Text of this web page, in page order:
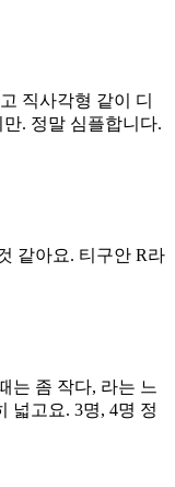
직사각형 같이 디
. 정말 심플합니다.
같아요. 티구안 R라
는 좀 작다, 라는 느
넓고요. 3명, 4명 정